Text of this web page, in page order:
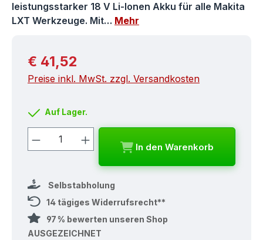
leistungsstarker 18 V Li-Ionen Akku für alle Makita
LXT Werkzeuge. Mit… Mehr
Regulärer Preis:
€ 41,52
Preise inkl. MwSt. zzgl. Versandkosten
Auf Lager.
Produkt Anzahl: Gib den
In den Warenkorb
Selbstabholung
14 tägiges Widerrufsrecht**
97 % bewerten unseren Shop
AUSGEZEICHNET